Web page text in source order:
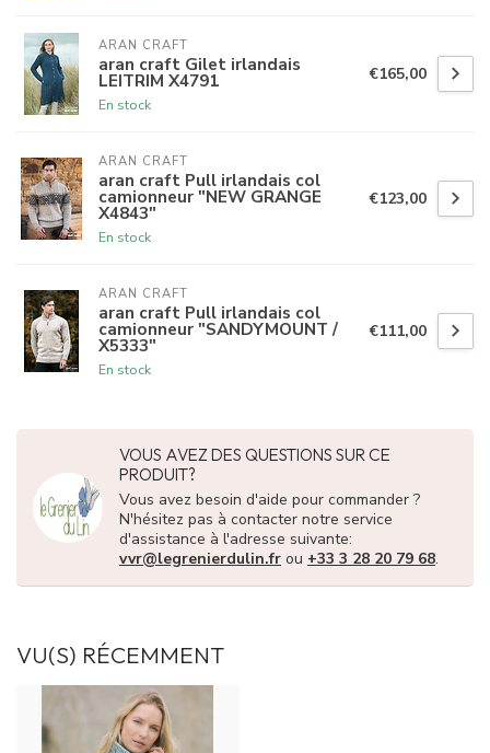
ARAN CRAFT
aran craft Gilet irlandais
LEITRIM X4791
En stock
€165,00
ARAN CRAFT
aran craft Pull irlandais col
camionneur "NEW GRANGE
X4843"
En stock
€123,00
ARAN CRAFT
aran craft Pull irlandais col
camionneur "SANDYMOUNT /
X5333"
En stock
€111,00
VOUS AVEZ DES QUESTIONS SUR CE
PRODUIT?
Vous avez besoin d'aide pour commander ?
N'hésitez pas à contacter notre service
d'assistance à l'adresse suivante:
vvr@legrenierdulin.fr ou +33 3 28 20 79 68.
VU(S) RÉCEMMENT